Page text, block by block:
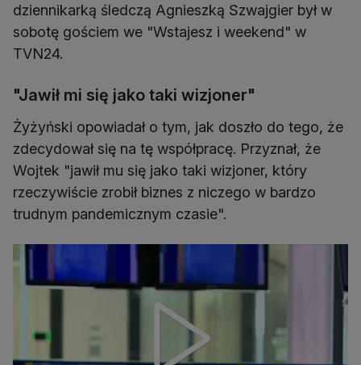
dziennikarką śledczą Agnieszką Szwajgier był w
sobotę gościem we "Wstajesz i weekend" w
TVN24.
"Jawił mi się jako taki wizjoner"
Żyżyński opowiadał o tym, jak doszło do tego, że
zdecydował się na tę współpracę. Przyznał, że
Wojtek "jawił mu się jako taki wizjoner, który
rzeczywiście zrobił biznes z niczego w bardzo
trudnym pandemicznym czasie".